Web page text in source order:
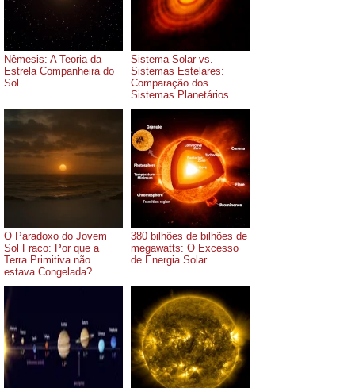
Nêmesis: A Teoria da
Estrela Companheira do
Sol
Sistema Solar vs.
Sistemas Estelares:
Comparação dos
Sistemas Planetários
O Paradoxo do Jovem
Sol Fraco: Por que a
Terra Primitiva não
estava Congelada?
380 bilhões de bilhões de
megawatts: O Excesso
de Energia Solar